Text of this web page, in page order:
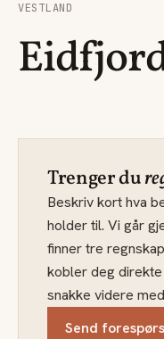
VESTLAND
Trenger du
Beskriv kort hva
holder til. Vi går
finner tre
kobler deg
snakke videre
Send